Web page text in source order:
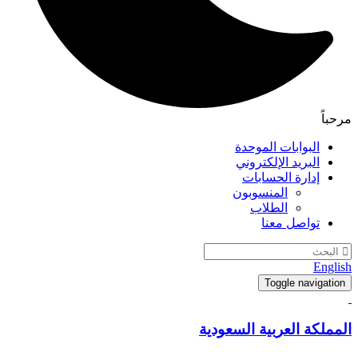
مرحباً
البوابات الموحدة
البريد الإلكتروني
إدارة الحسابات
المنسوبون
الطلاب
تواصل معنا
English
Toggle navigation
المملكة العربية السعودية